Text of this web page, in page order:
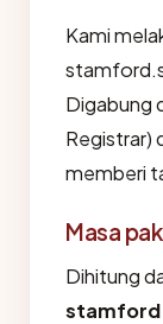
Kami
Digabung
Registrar)
memberi
Masa
Dihitung